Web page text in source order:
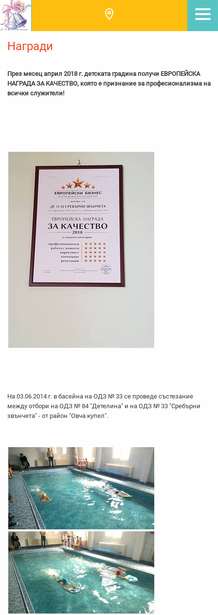
Награди
През месец април 2018 г. детската градина получи ЕВРОПЕЙСКА
НАГРАДА ЗА КАЧЕСТВО, която е признание за професионализма на
всички служители!
На 03.06.2014 г. в басейна на ОДЗ № 33 се проведе състезание
между отбори на ОДЗ № 84 "Детелина" и на ОДЗ № 33 "Сребърни
звънчета" - от район "Овча купел".